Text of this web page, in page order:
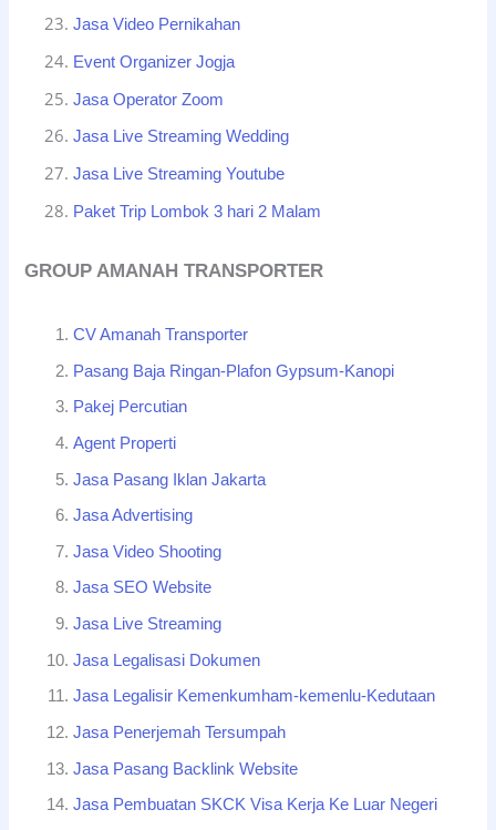
Jasa Video Pernikahan
Event Organizer Jogja
Jasa Operator Zoom
Jasa Live Streaming Wedding
Jasa Live Streaming Youtube
Paket Trip Lombok 3 hari 2 Malam
GROUP AMANAH TRANSPORTER
CV Amanah Transporter
Pasang Baja Ringan-Plafon Gypsum-Kanopi
Pakej Percutian
Agent Properti
Jasa Pasang Iklan Jakarta
Jasa Advertising
Jasa Video Shooting
Jasa SEO Website
Jasa Live Streaming
Jasa Legalisasi Dokumen
Jasa Legalisir Kemenkumham-kemenlu-Kedutaan
Jasa Penerjemah Tersumpah
Jasa Pasang Backlink Website
Jasa Pembuatan SKCK Visa Kerja Ke Luar Negeri